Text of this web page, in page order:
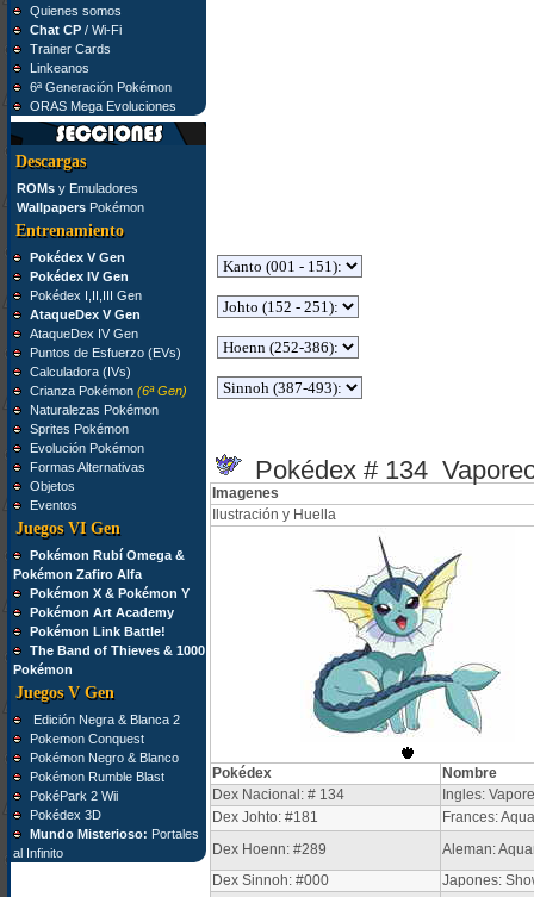
Quienes somos
Chat CP/ Wi-Fi
Trainer Cards
Linkeanos
6ª Generación Pokémon
ORAS Mega Evoluciones
Descargas
ROMsy Emuladores
WallpapersPokémon
Entrenamiento
Pokédex V Gen
Pokédex IV Gen
Pokédex I,II,III Gen
AtaqueDex V Gen
AtaqueDex IV Gen
Puntos de Esfuerzo (EVs)
Calculadora (IVs)
Crianza Pokémon (6ª Gen)
Naturalezas Pokémon
Sprites Pokémon
Evolución Pokémon
Formas Alternativas
Objetos
Eventos
Juegos VI Gen
Pokémon Rubí Omega &
Pokémon Zafiro Alfa
Pokémon X & Pokémon Y
Pokémon Art Academy
Pokémon Link Battle!
The Band of Thieves & 1000
Pokémon
Juegos V Gen
Edición Negra & Blanca 2
Pokemon Conquest
Pokémon Negro & Blanco
Pokémon Rumble Blast
PokéPark 2 Wii
Pokédex 3D
Mundo Misterioso: Portales
al Infinito
Pokédex # 134
Imagenes
Ilustración y Huella
Pokédex
Nombre
Dex Nacional: # 134
Ingles:
Dex Johto: #181
Frances:
Dex Hoenn: #289
Aleman:
Dex Sinnoh: #000
Japones: